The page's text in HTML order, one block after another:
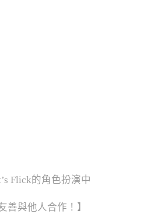
Flick的角色扮演中
善與他人合作！ 】